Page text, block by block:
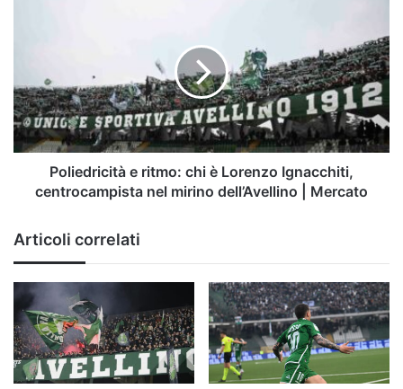
Lorenzo
Ignacchiti,
centrocampista
nel
dell’Avellino
Poliedricità e ritmo: chi è Lorenzo Ignacchiti,
centrocampista nel mirino dell’Avellino | Mercato
Articoli correlati